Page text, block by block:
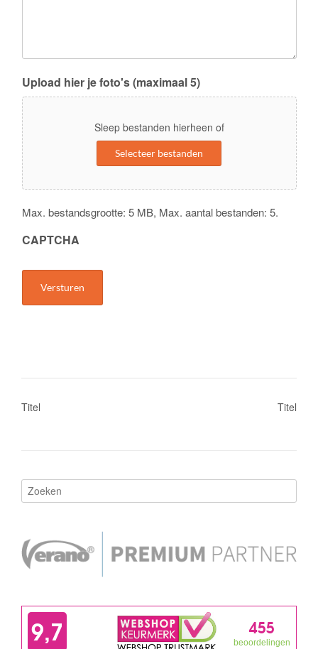
Upload hier je foto's (maximaal 5)
Sleep bestanden hierheen of
Selecteer bestanden
Max. bestandsgrootte: 5 MB, Max. aantal bestanden: 5.
CAPTCHA
Bericht
Titel Titel